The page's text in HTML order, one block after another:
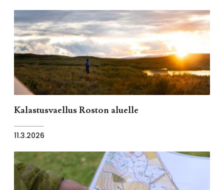
Kalastusvaellus Roston aluelle
11.3.2026